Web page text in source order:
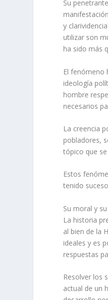
Su
y
utilizar son
ha sido más
El fenómeno
ideología
hombre
necesarios
La creencia
pobladores,
tópico que
Estos
tenido
Su moral y
La historia
al bien de la
ideales y es
respuestas
Resolver los
actual de un